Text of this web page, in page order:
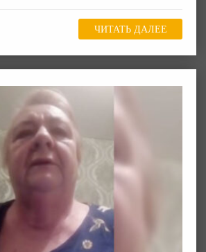
ЧИТАТЬ ДАЛЕЕ